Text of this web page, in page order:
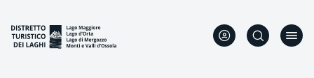
contenu
principal